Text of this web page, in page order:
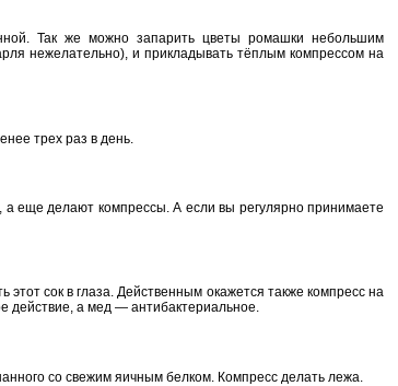
Так же можно запарить цветы ромашки небольшим
нежелательно), и прикладывать тёплым компрессом на
трех раз в день.
а еще делают компрессы. А если вы регулярно принимаете
этот сок в глаза. Действенным окажется также компресс на
действие, а мед — антибактериальное.
со свежим яичным белком. Компресс делать лежа.